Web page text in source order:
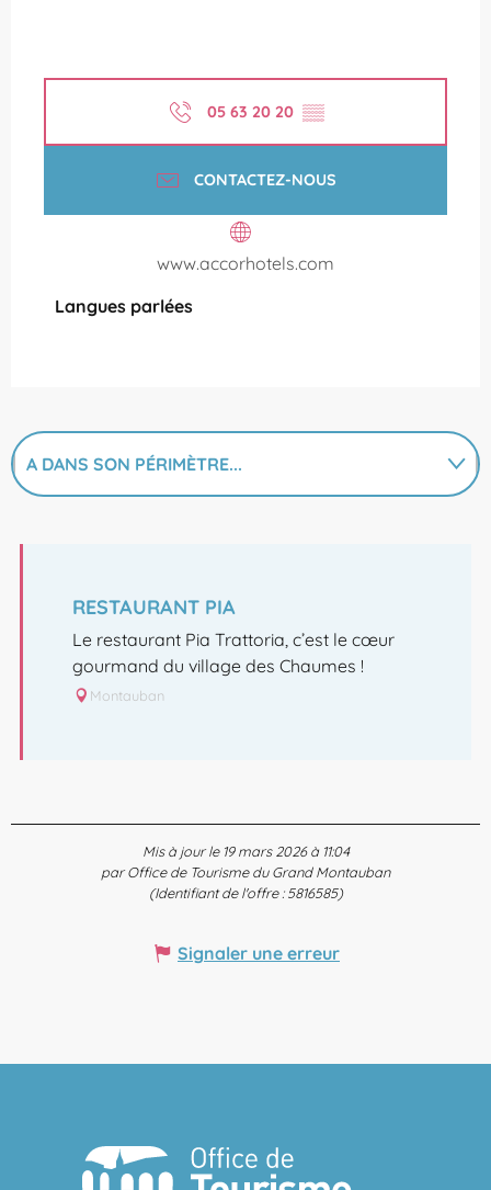
05 63 20 20 ▒▒
CONTACTEZ-NOUS
www.accorhotels.com
Langues parlées
Langues parlées
A DANS SON PÉRIMÈTRE...
RESTAURANT PIA
Le restaurant Pia Trattoria, c’est le cœur
gourmand du village des Chaumes !
Montauban
Mis à jour le 19 mars 2026 à 11:04
par Office de Tourisme du Grand Montauban
(Identifiant de l'offre :5816585)
Signaler une erreur